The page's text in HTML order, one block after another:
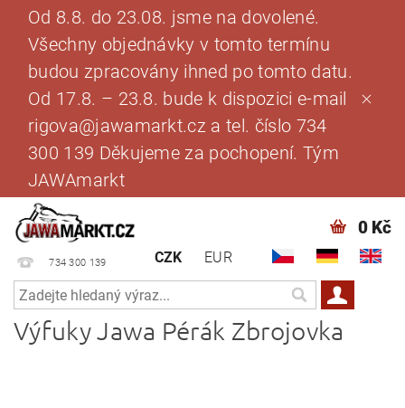
Od 8.8. do 23.08. jsme na dovolené.
Všechny objednávky v tomto termínu
budou zpracovány ihned po tomto datu.
Od 17.8. – 23.8. bude k dispozici e-mail
rigova@jawamarkt.cz a tel. číslo 734
300 139 Děkujeme za pochopení. Tým
JAWAmarkt
734 300 139 CZK EUR
0 Kč
Výfuky Jawa Pérák Zbrojovka